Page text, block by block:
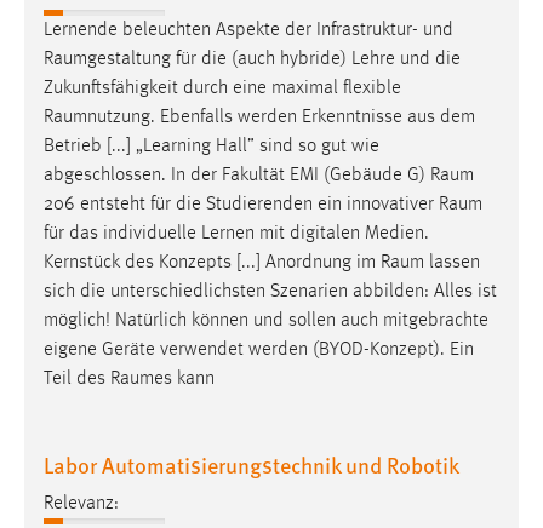
Lernende beleuchten Aspekte der Infrastruktur- und
Raumgestaltung für die (auch hybride) Lehre und die
Zukunftsfähigkeit durch eine maximal flexible
Raumnutzung. Ebenfalls werden Erkenntnisse aus dem
Betrieb [...] „Learning Hall” sind so gut wie
abgeschlossen. In der Fakultät EMI (Gebäude G) Raum
206 entsteht für die Studierenden ein innovativer Raum
für das individuelle Lernen mit digitalen Medien.
Kernstück des Konzepts [...] Anordnung im Raum lassen
sich die unterschiedlichsten Szenarien abbilden: Alles ist
möglich! Natürlich können und sollen auch mitgebrachte
eigene Geräte verwendet werden (BYOD-Konzept). Ein
Teil des Raumes kann
Labor Automatisierungstechnik und Robotik
Relevanz:
EXTERNE MEDIEN
Um Inhalte von Videoplattformen und Social Media
Plattformen anzeigen zu können, werden von diesen
externen Medien Cookies gesetzt.
YouTube
Vimeo